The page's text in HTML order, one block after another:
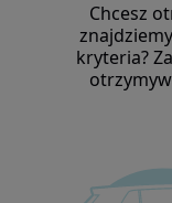
Chcesz
kryteria?